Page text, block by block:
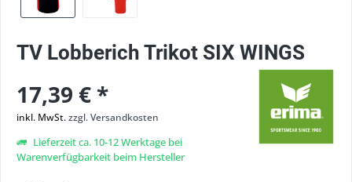
TV Lobberich Trikot SIX WINGS
17,39 € *
inkl. MwSt.zzgl. Versandkosten
Lieferzeit ca. 10-12 Werktage bei
Warenverfügbarkeit beim Hersteller